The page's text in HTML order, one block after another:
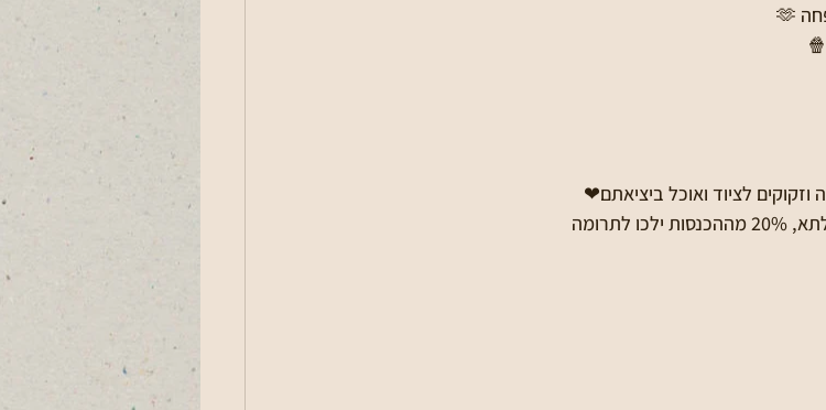
🫶
לציוד ואוכל ביציאתם❤